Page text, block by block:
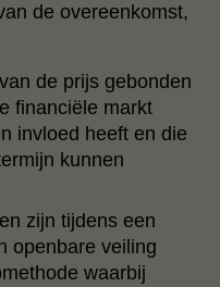
de overeenkomst,
de prijs gebonden
financiële markt
invloed heeft en die
kunnen
zijn tijdens een
openbare veiling
waarbij